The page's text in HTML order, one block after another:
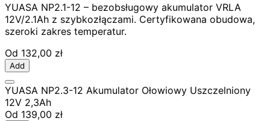
YUASA NP2.1-12 – bezobsługowy akumulator VRLA
12V/2.1Ah z szybkozłączami. Certyfikowana obudowa,
szeroki zakres temperatur.
Od 132,00 zł
Add
YUASA NP2.3-12 Akumulator Ołowiowy Uszczelniony
12V 2,3Ah
Od 139,00 zł